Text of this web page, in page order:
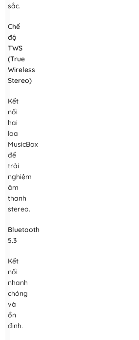
sắc.
Chế
độ
TWS
(True
Wireless
Stereo)
Kết
nối
hai
loa
MusicBox
để
trải
nghiệm
âm
thanh
stereo.
Bluetooth
5.3
Kết
nối
nhanh
chóng
và
ổn
định.